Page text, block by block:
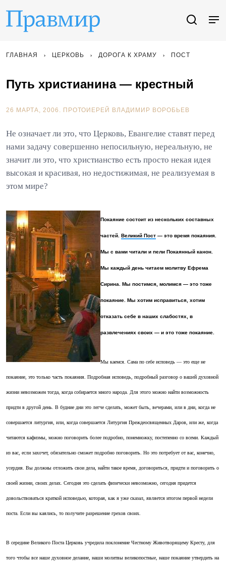
ГЛАВНАЯ ЦЕРКОВЬ ДОРОГА К ХРАМУ ПОСТ
Путь христианина — крестный
26 МАРТА, 2006. ПРОТОИЕРЕЙ ВЛАДИМИР ВОРОБЬЕВ
Не означает ли это, что Церковь, Евангелие ставят перед
нами задачу совершенно непосильную, нереальную, не
значит ли это, что христианство есть просто некая идея
высокая и красивая, но недостижимая, не реализуемая в
этом мире?
Покаяние состоит из нескольких составных
частей. Великий Пост — это время покаяния.
Мы с вами читали и пели Покаянный канон.
Мы каждый день читаем молитву Ефрема
Сирина. Мы постимся, молимся — это тоже
покаяние. Мы хотим исправиться, хотим
отказать себе в наших слабостях, в
развлечениях своих — и это тоже покаяние.
Мы каемся. Сама по себе исповедь — это еще не
покаяние, это только часть покаяния. Подробная исповедь, подробный разговор о вашей духовной
жизни невозможен тогда, когда собирается много народа. Для этого можно найти возможность
придти в другой день. В будние дни это легче сделать, может быть, вечерами, или в дни, когда не
совершается литургия, или, когда совершается Литургия Преждеосвященных Даров, или же, когда
читаются кафизмы, можно поговорить более подробно, понемножку, постепенно со всеми. Каждый
из вас, если захочет, обязательно сможет подробно поговорить. Но это потребует от вас, конечно,
усердия. Вы должны отложить свои дела, найти такое время, договориться, придти и поговорить о
своей жизни, своих делах. Сегодня это сделать физически невозможно, сегодня придется
довольствоваться краткой исповедью, которая, как я уже сказал, является итогом первой недели
поста. Если вы каялись, то получите разрешение грехов своих.
В середине Великого Поста Церковь учредила поклонение Честному Животворящему Кресту, для
того чтобы все наше духовное делание, наши молитвы великопостные, наше покаяние утвердить на